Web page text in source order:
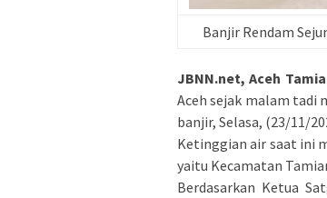
Banjir Rendam
JBNN.net, Aceh
Aceh sejak malam tadi
banjir, Selasa, (23/11/
Ketinggian air saat ini
yaitu Kecamatan
Berdasarkan Ketua